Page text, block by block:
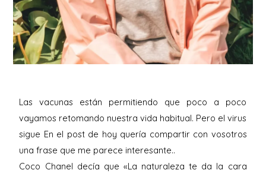
Las vacunas están permitiendo que poco a poco
vayamos retomando nuestra vida habitual. Pero el virus
sigue En el post de hoy quería compartir con vosotros
una frase que me parece interesante..⁣
Coco Chanel decía que «La naturaleza te da la cara